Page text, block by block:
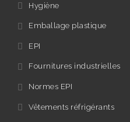
Hygiène
Emballage plastique
EPI
Fournitures industrielles
Normes EPI
Vêtements réfrigérants